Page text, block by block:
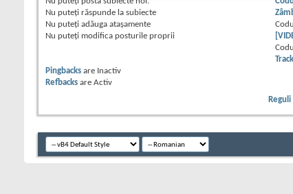
Nu puteţi răspunde la subiecte
Nu puteţi adăuga ataşamente
Nu puteţi modifica posturile proprii
Pingbacks are Inactiv
Refbacks are Activ